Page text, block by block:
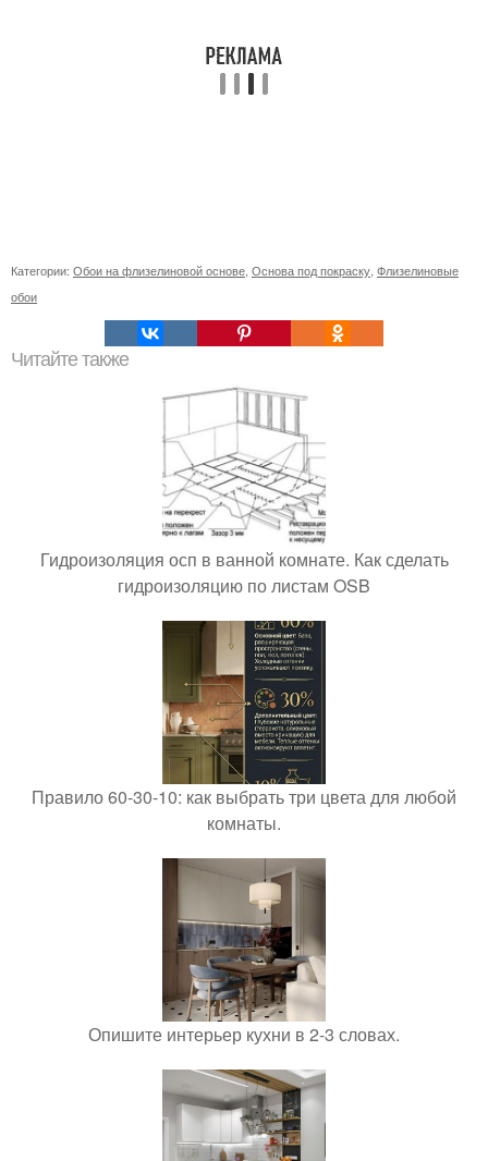
Категории: Обои на флизелиновой основе Основа под покраску Флизелиновые
обои
Читайте также
Гидроизоляция осп в ванной комнате. Как сделать
гидроизоляцию по листам OSB
Правило 60-30-10: как выбрать три цвета для любой
комнаты.
Опишите интерьер кухни в 2-3 словах.